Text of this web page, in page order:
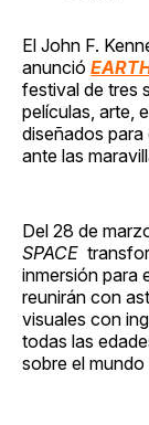
El John F.
anunció
festival de tres
películas, arte,
diseñados
ante las
Del 28 de
SPACE
inmersión para
reunirán con
visuales con
todas las
sobre el mundo